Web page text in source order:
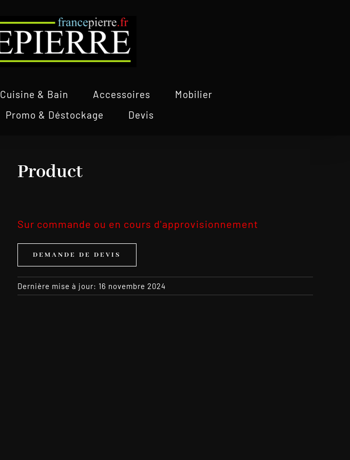
Cuisine & Bain Accessoires
Mobilier
Promo & Déstockage Devis
Product
Sur commande ou en cours d'approvisionnement
DEMANDE DE DEVIS
Dernière mise à jour: 16 novembre 2024